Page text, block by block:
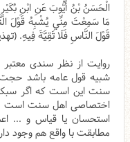
الْحَسَنُ بْنُ أَيُّوبَ عَنِ ابْنِ
مَا سَمِعْتَ مِنِّي يُشْبِهُ‏ قَوْلَ‏
قَوْلَ‏ النَّاسِ‏ فَلَا تَقِيَّةَ فِيهِ. (تهذیب
روایت از نظر سندی
شبیه قول عامه باشد
سنت این است که اگر
اختصاصی اهل سنت است
استحسان یا قیاس و ...
مطابقت با واقع هم وجود